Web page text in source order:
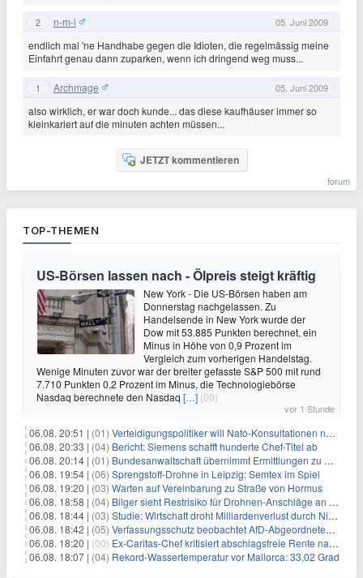
2 n-m-i 05. Juni 2009
endlich mal 'ne Handhabe gegen die Idioten, die regelmässig meine
Einfahrt genau dann zuparken, wenn ich dringend weg muss...
1 Archmage 05. Juni 2009
also wirklich, er war doch kunde... das diese kaufhäuser immer so
kleinkariert auf die minuten achten müssen...
JETZT kommentieren
forum
TOP-THEMEN
US-Börsen lassen nach - Ölpreis steigt kräftig
New York - Die US-Börsen haben am
Donnerstag nachgelassen. Zu
Handelsende in New York wurde der
Dow mit 53.885 Punkten berechnet, ein
Minus in Höhe von 0,9 Prozent im
Vergleich zum vorherigen Handelstag.
Wenige Minuten zuvor war der breiter gefasste S&P 500 mit rund
7.710 Punkten 0,2 Prozent im Minus, die Technologiebörse
Nasdaq berechnete den Nasdaq […] (00)
vor 1 Stunde
06.08. 20:51 | (01) Verteidigungspolitiker will Nato-Konsultationen nach Drohnenfund
06.08. 20:33 | (04) Bericht: Siemens schafft hunderte Chef-Titel ab
06.08. 20:14 | (01) Bundesanwaltschaft übernimmt Ermittlungen zu Drohnenvorfall
06.08. 19:54 | (06) Sprengstoff-Drohne in Leipzig: Semtex im Spiel
06.08. 19:20 | (03) Warten auf Vereinbarung zu Straße von Hormus
06.08. 18:58 | (04) Bilger sieht Restrisiko für Drohnen-Anschläge an Flughäfen
06.08. 18:44 | (03) Studie: Wirtschaft droht Milliardenverlust durch Niedrigwasser
06.08. 18:42 | (05) Verfassungsschutz beobachtet AfD-Abgeordneten Nolte
06.08. 18:20 | (00) Ex-Caritas-Chef kritisiert abschlagsfreie Rente nach 45 Jahren
06.08. 18:07 | (04) Rekord-Wassertemperatur vor Mallorca: 33,02 Grad